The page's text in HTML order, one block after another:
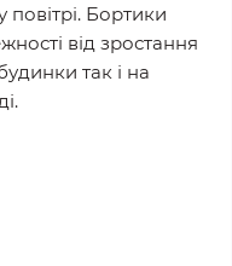
повітрі. Бортики
від зростання
так і на